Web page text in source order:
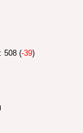
508 (-39)